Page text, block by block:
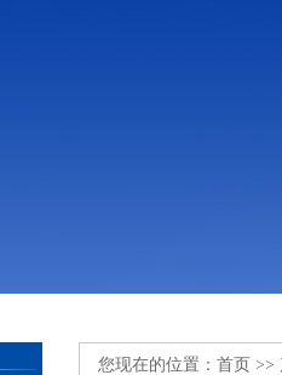
您现在的位置： 首页 >>